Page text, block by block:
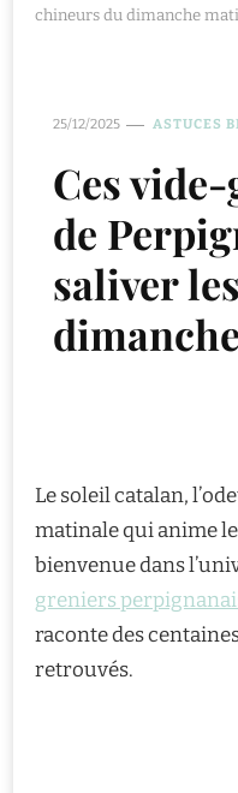
chineurs du dimanche
25/12/2025 ASTUCES
Ces
de
saliver
Le soleil catalan,
matinale qui anime
bienvenue dans
greniers
raconte des
retrouvés.